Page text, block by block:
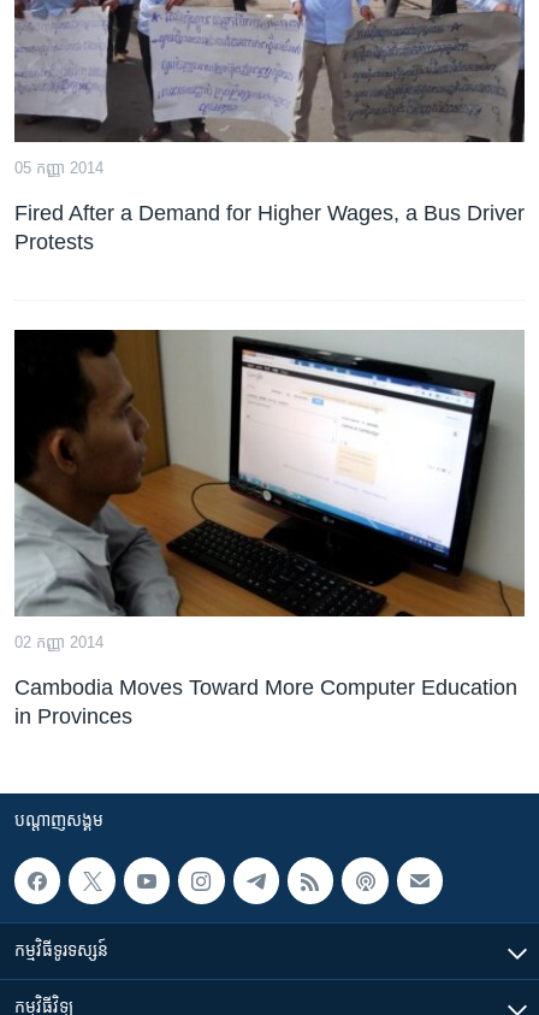
និង​
ចូល​
ទៅ​
កាន់​
ទំព័រ​
ស្វែង​
បណ្តាញ​សង្គម
05 កញ្ញា 2014
Fired After a Demand for Higher Wages, a Bus Driver
Protests
02 កញ្ញា 2014
Cambodia Moves Toward More Computer Education
in Provinces
បណ្តាញ​សង្គម
កម្មវិធី​ទូរទស្សន៍
កម្មវិធី​វិទ្យុ